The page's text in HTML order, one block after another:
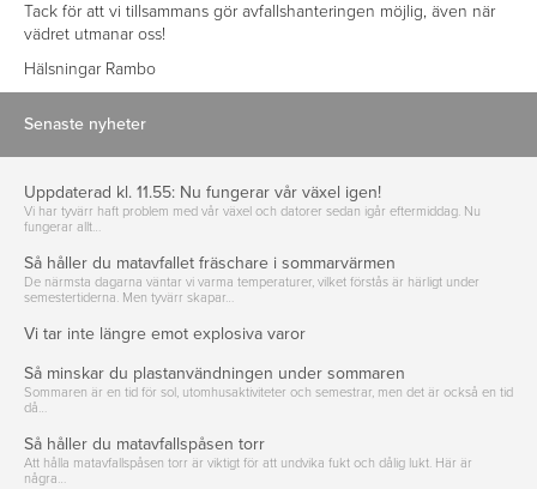
Tack för att vi tillsammans gör avfallshanteringen möjlig, även när
vädret utmanar oss!
Hälsningar Rambo
Senaste nyheter
Uppdaterad kl. 11.55: Nu fungerar vår växel igen!
Vi har tyvärr haft problem med vår växel och datorer sedan igår eftermiddag. Nu
fungerar allt…
Så håller du matavfallet fräschare i sommarvärmen
De närmsta dagarna väntar vi varma temperaturer, vilket förstås är härligt under
semestertiderna. Men tyvärr skapar…
Vi tar inte längre emot explosiva varor
Så minskar du plastanvändningen under sommaren
Sommaren är en tid för sol, utomhusaktiviteter och semestrar, men det är också en tid
då…
Så håller du matavfallspåsen torr
Att hålla matavfallspåsen torr är viktigt för att undvika fukt och dålig lukt. Här är
några…